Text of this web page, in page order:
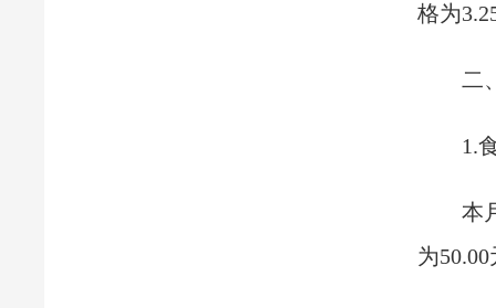
格为
二
1.
本
为